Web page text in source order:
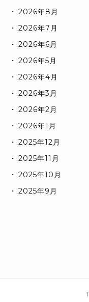
2026年8月
2026年7月
2026年6月
2026年5月
2026年4月
2026年3月
2026年2月
2026年1月
2025年12月
2025年11月
2025年10月
2025年9月